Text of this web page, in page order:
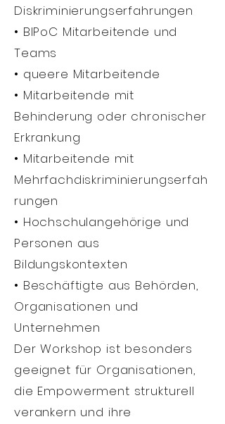
Diskriminierungserfahrungen
• BIPoC Mitarbeitende und
Teams
• queere Mitarbeitende
• Mitarbeitende mit
Behinderung oder chronischer
Erkrankung
• Mitarbeitende mit
Mehrfachdiskriminierungserfah
rungen
• Hochschulangehörige und
Personen aus
Bildungskontexten
• Beschäftigte aus Behörden,
Organisationen und
Unternehmen
Der Workshop ist besonders
geeignet für Organisationen,
die Empowerment strukturell
verankern und ihre